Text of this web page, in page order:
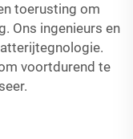
toerusting om
Ons ingenieurs en
voortdurend te